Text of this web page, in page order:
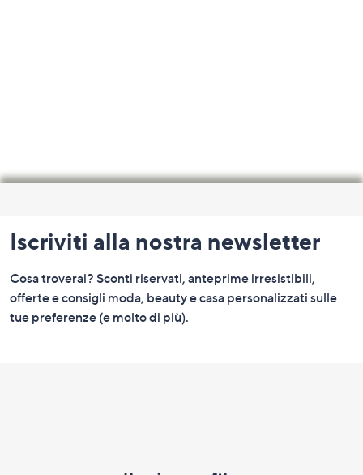
menu
e
informazioni
Iscriviti alla nostra newsletter
Cosa troverai? Sconti riservati, anteprime irresistibili,
offerte e consigli moda, beauty e casa personalizzati sulle
tue preferenze (e molto di più).